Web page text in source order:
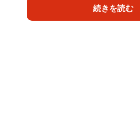
前のアノウとアンノウンをかけつつ
自身も知らなかった安納サオリの姿
続きを読む